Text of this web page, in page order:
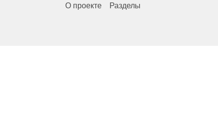
О проекте Разделы